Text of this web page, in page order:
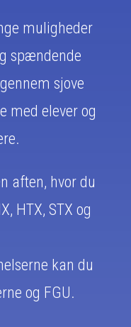
muligheder
spændende
sjove
med elever og
aften, hvor du
HTX, STX og
kan du
og FGU.